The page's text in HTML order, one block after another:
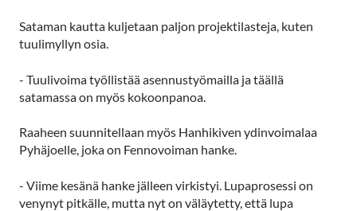
Sataman kautta kuljetaan paljon projektilasteja, kuten
tuulimyllyn osia.
- Tuulivoima työllistää asennustyömailla ja täällä
satamassa on myös kokoonpanoa.
Raaheen suunnitellaan myös Hanhikiven ydinvoimalaa
Pyhäjoelle, joka on Fennovoiman hanke.
- Viime kesänä hanke jälleen virkistyi. Lupaprosessi on
venynyt pitkälle, mutta nyt on väläytetty, että lupa